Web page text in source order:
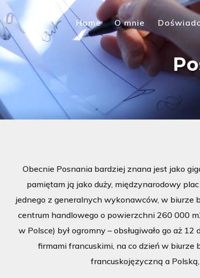
Home O mnie
Obecnie Posnania bardziej znana jest jako
pamiętam ją jako duży, międzynarodowy
jednego z generalnych wykonawców, w biurze
centrum handlowego o powierzchni 260 000
w Polsce) był ogromny – obsługiwało go aż
firmami francuskimi, na co dzień w biurze
francuskojęzyczną a